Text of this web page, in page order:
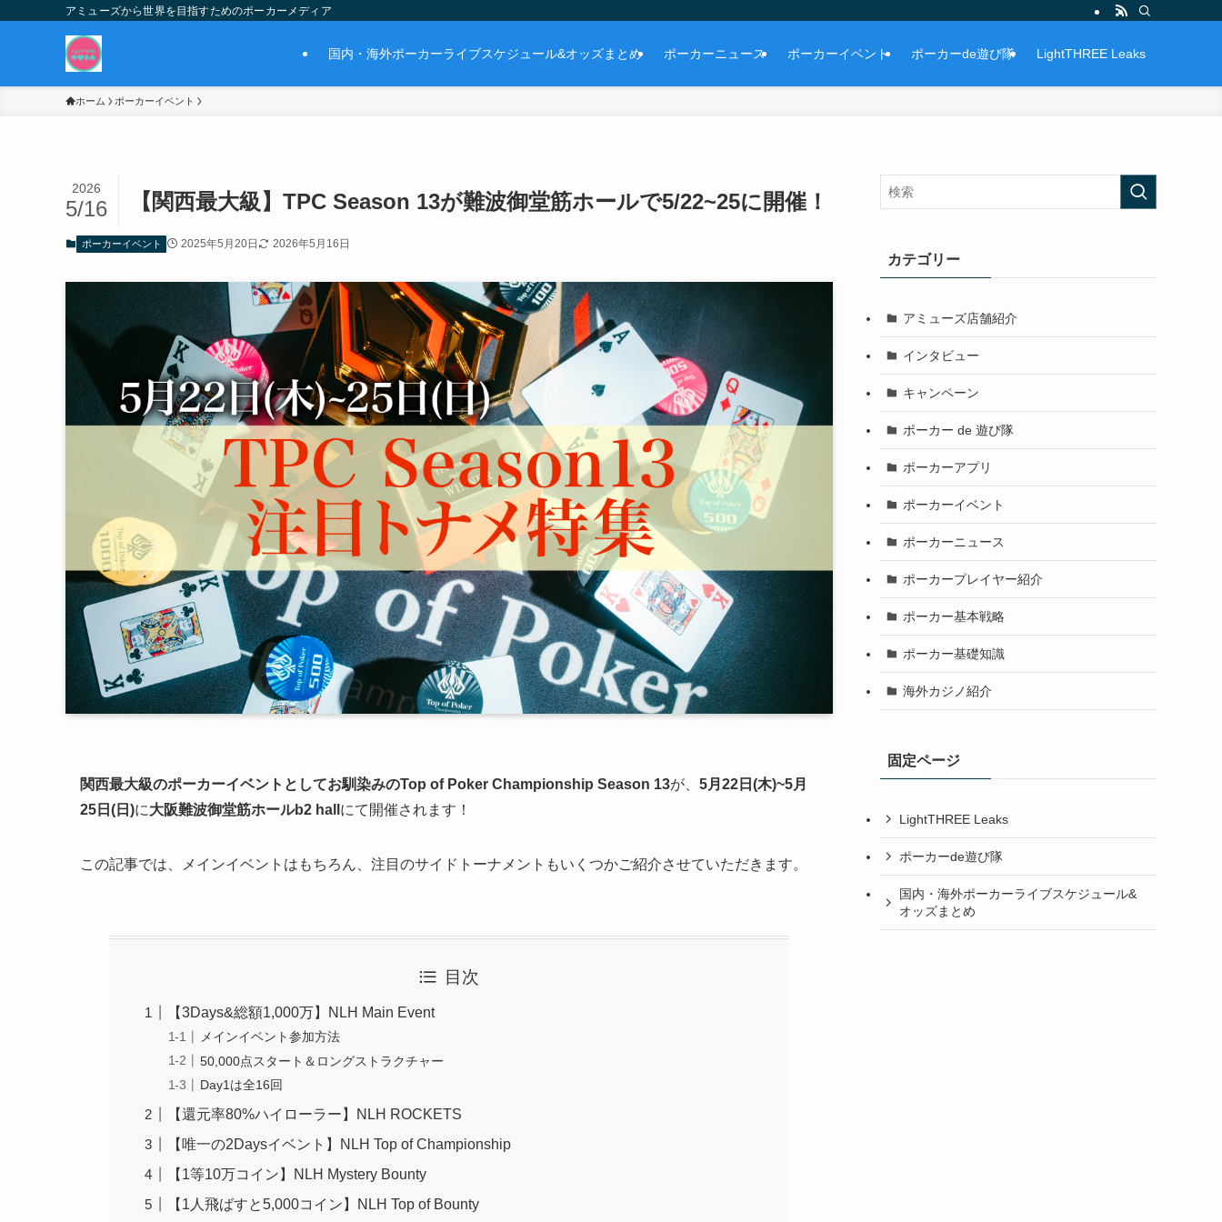
アミューズから世界を目指すためのポーカーメディア
国内・海外ポーカーライブスケジュール&オッズまとめ ポーカーニュース ポーカーイベント ポーカーde遊び隊 LightTHREE Leaks
ホーム ポーカーイベント
【関西最大級】TPC Season 13が難波御堂筋ホールで5/22~25に開催！
2026
5/16
ポーカーイベント 2025年5月20日 2026年5月16日
関西最大級のポーカーイベントとしてお馴染みのTop of Poker Championship Season 13が、 5月22日(木)~5月
25日(日)に大阪難波御堂筋ホールb2 hall にて開催されます！
この記事では、メインイベントはもちろん、注目のサイドトーナメントもいくつかご紹介させていただきます。
目次
【3Days&総額1,000万】NLH Main Event
メインイベント参加方法
50,000点スタート＆ロングストラクチャー
Day1は全16回
【還元率80%ハイローラー】NLH ROCKETS
【唯一の2Daysイベント】NLH Top of Championship
【1等10万コイン】NLH Mystery Bounty
【1人飛ばすと5,000コイン】NLH Top of Bounty
カテゴリー
アミューズ店舗紹介
インタビュー
キャンペーン
ポーカー de 遊び隊
ポーカーアプリ
ポーカーイベント
ポーカーニュース
ポーカープレイヤー紹介
ポーカー基本戦略
ポーカー基礎知識
海外カジノ紹介
固定ページ
LightTHREE Leaks
ポーカーde遊び隊
国内・海外ポーカーライブスケジュール&
オッズまとめ